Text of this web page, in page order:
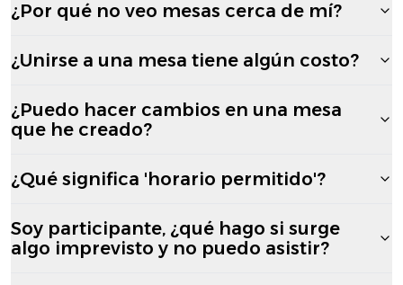
¿Por qué no veo mesas cerca de mí?
¿Unirse a una mesa tiene algún costo?
¿Puedo hacer cambios en una mesa
que he creado?
¿Qué significa 'horario permitido'?
Soy participante, ¿qué hago si surge
algo imprevisto y no puedo asistir?